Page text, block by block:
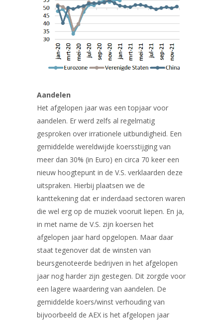
Aandelen
Het afgelopen jaar was een topjaar voor
aandelen. Er werd zelfs al regelmatig
gesproken over irrationele uitbundigheid. Een
gemiddelde wereldwijde koersstijging van
meer dan 30% (in Euro) en circa 70 keer een
nieuw hoogtepunt in de V.S. verklaarden deze
uitspraken. Hierbij plaatsen we de
kanttekening dat er inderdaad sectoren waren
die wel erg op de muziek vooruit liepen. En ja,
in met name de V.S. zijn koersen het
afgelopen jaar hard opgelopen. Maar daar
staat tegenover dat de winsten van
beursgenoteerde bedrijven in het afgelopen
jaar nog harder zijn gestegen. Dit zorgde voor
een lagere waardering van aandelen. De
gemiddelde koers/winst verhouding van
bijvoorbeeld de AEX is het afgelopen jaar